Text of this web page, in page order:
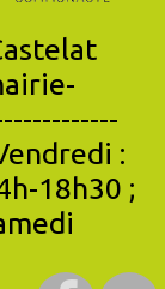
:
18h30 ;